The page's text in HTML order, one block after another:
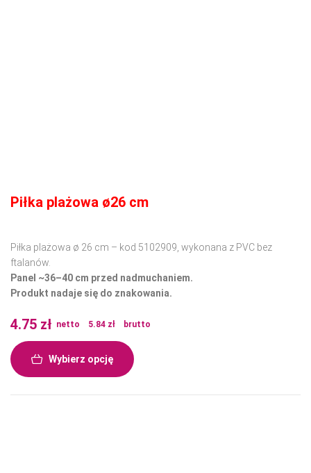
Piłka plażowa ø26 cm
Piłka plażowa ø 26 cm – kod 5102909, wykonana z PVC bez
ftalanów.
Panel ~36–40 cm przed nadmuchaniem.
Produkt nadaje się do znakowania.
4.75 zł netto 5.84 zł brutto
Wybierz opcję